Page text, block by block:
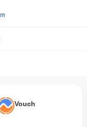
하여
시적인 지연을 나타냅니
Vouch